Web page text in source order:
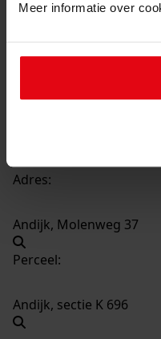
Meer informatie over
Datering:
Adres:
Andijk, Molenweg 37
Perceel:
Andijk, sectie K 696